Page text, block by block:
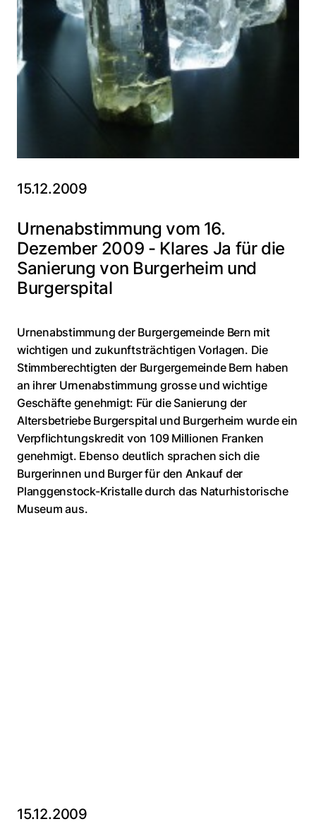
15.12.2009
Urnenabstimmung vom 16.
Dezember 2009 - Klares Ja für die
Sanierung von Burgerheim und
Burgerspital
Urnenabstimmung der Burgergemeinde Bern mit
wichtigen und zukunftsträchtigen Vorlagen. Die
Stimmberechtigten der Burgergemeinde Bern haben
an ihrer Urnenabstimmung grosse und wichtige
Geschäfte genehmigt: Für die Sanierung der
Altersbetriebe Burgerspital und Burgerheim wurde ein
Verpflichtungskredit von 109 Millionen Franken
genehmigt. Ebenso deutlich sprachen sich die
Burgerinnen und Burger für den Ankauf der
Planggenstock-Kristalle durch das Naturhistorische
Museum aus.
15.12.2009